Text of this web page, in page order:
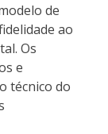
de
ao
Os
e
técnico do